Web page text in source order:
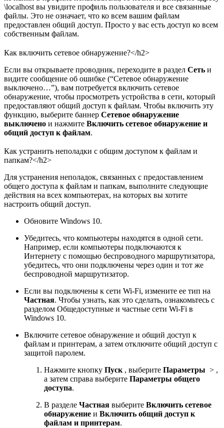
\localhost вы увидите профиль пользователя и все связанные
файлы. Это не означает, что ко всем вашим файлам
предоставлен общий доступ. Просто у вас есть доступ ко всем
собственным файлам.
Как включить сетевое обнаружение?</h2>
Если вы открываете проводник, переходите в раздел Сеть и
видите сообщение об ошибке (“Сетевое обнаружение
выключено…”), вам потребуется включить сетевое
обнаружение, чтобы просмотреть устройства в сети, который
предоставляют общий доступ к файлам. Чтобы включить эту
функцию, выберите баннер Сетевое обнаружение
выключено и нажмите Включить сетевое обнаружение и
общий доступ к файлам.
Как устранить неполадки с общим доступом к файлам и
папкам?</h2>
Для устранения неполадок, связанных с предоставлением
общего доступа к файлам и папкам, выполните следующие
действия на всех компьютерах, на которых вы хотите
настроить общий доступ.
Обновите Windows 10.
Убедитесь, что компьютеры находятся в одной сети.
Например, если компьютеры подключаются к
Интернету с помощью беспроводного маршрутизатора,
убедитесь, что они подключены через один и тот же
беспроводной маршрутизатор.
Если вы подключены к сети Wi-Fi, измените ее тип на
Частная. Чтобы узнать, как это сделать, ознакомьтесь с
разделом Общедоступные и частные сети Wi-Fi в
Windows 10.
Включите сетевое обнаружение и общий доступ к
файлам и принтерам, а затем отключите общий доступ с
защитой паролем.
Нажмите кнопку Пуск , выберите Параметры > ,
а затем справа выберите Параметры общего
доступа.
В разделе Частная выберите Включить сетевое
обнаружение и Включить общий доступ к
файлам и принтерам.